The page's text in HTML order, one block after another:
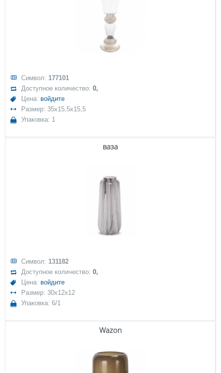
Символ: 177101
Доступное количество:0,
Цена: войдите
Размер: 35x15,5x15,5
Упаковка: 1
ваза
Символ: 131182
Доступное количество:0,
Цена: войдите
Размер: 30x12x12
Упаковка: 6/1
Wazon